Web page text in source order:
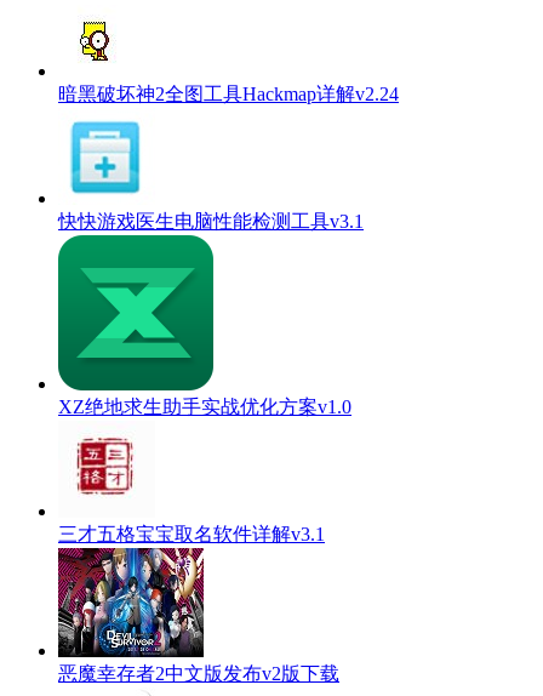
暗黑破坏神2全图工具Hackmap详解v2.24
快快游戏医生电脑性能检测工具v3.1
XZ绝地求生助手实战优化方案v1.0
三才五格宝宝取名软件详解v3.1
恶魔幸存者2中文版发布v2版下载